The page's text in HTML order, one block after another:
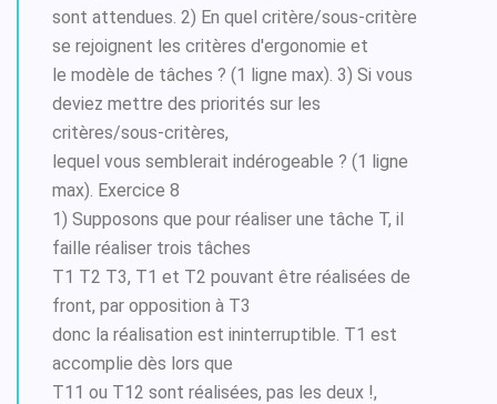
sont attendues. 2) En quel critère/sous-critère
se rejoignent les critères d'ergonomie et
le modèle de tâches ? (1 ligne max). 3) Si vous
deviez mettre des priorités sur les
critères/sous-critères,
lequel vous semblerait indérogeable ? (1 ligne
max). Exercice 8
1) Supposons que pour réaliser une tâche T, il
faille réaliser trois tâches
T1 T2 T3, T1 et T2 pouvant être réalisées de
front, par opposition à T3
donc la réalisation est ininterruptible. T1 est
accomplie dès lors que
T11 ou T12 sont réalisées, pas les deux !,